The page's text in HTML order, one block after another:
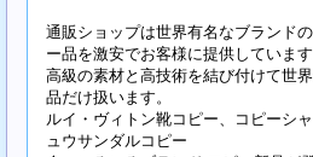
通販ショップは世界有名なブランド
ー品を激安でお客様に提供しています
高級の素材と高技術を結び付けて世
品だけ扱います。
ルイ・ヴィトン靴コピー、コピーシ
ュウサンダルコピー